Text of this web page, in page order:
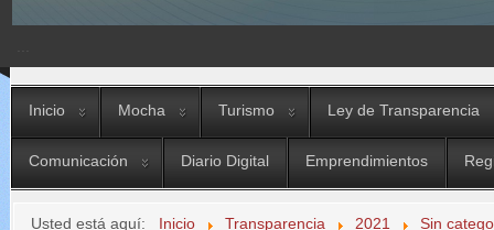
Inicio Mocha Turismo Ley de Transparencia
Comunicación Diario Digital Emprendimientos
Usted está aquí: Inicio Transparencia 2021 Sin